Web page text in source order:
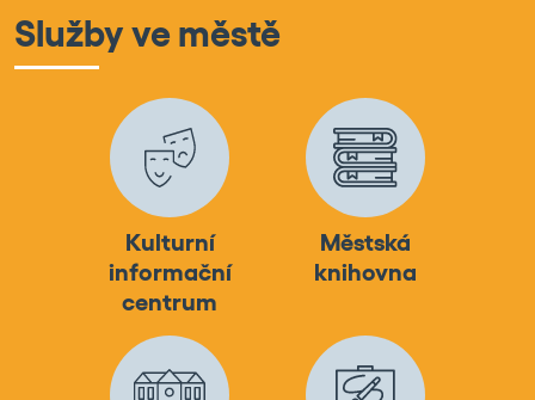
Služby ve městě
Kulturní
informační
centrum
Městská
knihovna